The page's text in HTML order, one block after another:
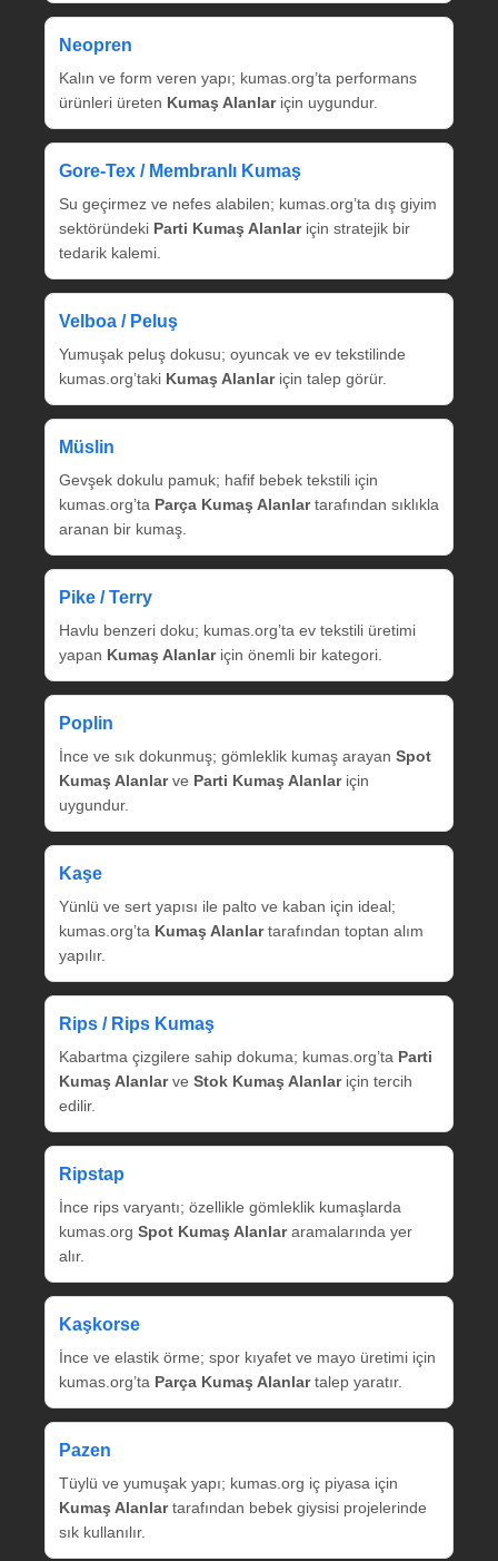
Neopren
Kalın ve form veren yapı; kumas.org’ta performans
ürünleri üreten Kumaş Alanlariçin uygundur.
Gore‑Tex / Membranlı Kumaş
Su geçirmez ve nefes alabilen; kumas.org’ta dış giyim
sektöründeki Parti Kumaş Alanlariçin stratejik bir
tedarik kalemi.
Velboa / Peluş
Yumuşak peluş dokusu; oyuncak ve ev tekstilinde
kumas.org’taki Kumaş Alanlariçin talep görür.
Müslin
Gevşek dokulu pamuk; hafif bebek tekstili için
kumas.org’ta Parça Kumaş Alanlartarafından sıklıkla
aranan bir kumaş.
Pike / Terry
Havlu benzeri doku; kumas.org’ta ev tekstili üretimi
yapan Kumaş Alanlariçin önemli bir kategori.
Poplin
İnce ve sık dokunmuş; gömleklik kumaş arayan Spot
Kumaş Alanlarve Parti Kumaş Alanlariçin
uygundur.
Kaşe
Yünlü ve sert yapısı ile palto ve kaban için ideal;
kumas.org’ta Kumaş Alanlartarafından toptan alım
yapılır.
Rips / Rips Kumaş
Kabartma çizgilere sahip dokuma; kumas.org’ta Parti
Kumaş Alanlarve Stok Kumaş Alanlariçin tercih
edilir.
Ripstap
İnce rips varyantı; özellikle gömleklik kumaşlarda
kumas.org Spot Kumaş Alanlararamalarında yer
alır.
Kaşkorse
İnce ve elastik örme; spor kıyafet ve mayo üretimi için
kumas.org’ta Parça Kumaş Alanlartalep yaratır.
Pazen
Tüylü ve yumuşak yapı; kumas.org iç piyasa için
Kumaş Alanlartarafından bebek giysisi projelerinde
sık kullanılır.